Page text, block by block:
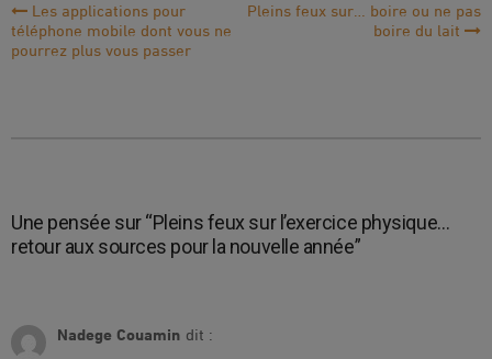
Navigation
de
Les applications pour
téléphone mobile dont vous ne
pourrez plus vous passer
Pleins feux sur… boire ou ne pas
boire du lait
Une pensée sur “Pleins feux sur l’exercice physique…
retour aux sources pour la nouvelle année”
Nadege Couamin dit :